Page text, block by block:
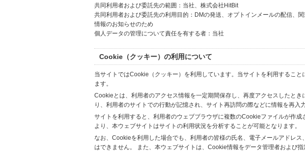
共同利用者および委託先の範囲：当社、株式会社HitBit
共同利用者および委託先の利用目的：DMの発送、オプトインメールの配信、
情報のお知らせのため
個人データの管理について責任を有する者：当社
Cookie（クッキー）の利用について
当サイトではCookie（クッキー）を利用しています。当サイトを利用するこ
ます。
Cookieとは、利用者のアクセス情報を一定期間保存し、再度アクセスしたと
り、利用者のサイトでの行動が記憶され、サイト再訪問の際などに情報を再入
サイトを利用すると、利用者のウェブブラウザに複数のCookieファイルが作
より、本ウェブサイトはサイトの利用状況を分析することが可能となります。
なお、Cookieを利用した場合でも、利用者の皆様の氏名、電子メールアドレ
はできません。 また、本ウェブサイトは、Cookie情報をデータ管理者および指